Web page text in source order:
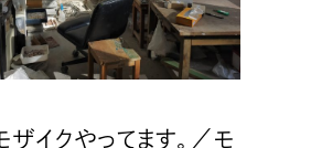
ザイクやってます。／モ